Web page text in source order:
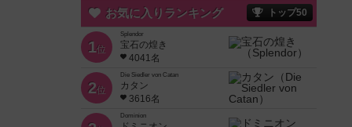
お気に入りランキング トップ50
1位
Splendor
宝石の煌き
4041名
2位
Die Siedler von Catan
カタン
3616名
Dominion